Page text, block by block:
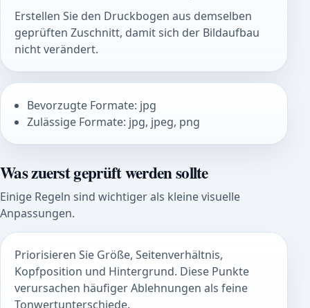
Erstellen Sie den Druckbogen aus demselben
geprüften Zuschnitt, damit sich der Bildaufbau
nicht verändert.
Bevorzugte Formate: jpg
Zulässige Formate: jpg, jpeg, png
Was zuerst geprüft werden sollte
Einige Regeln sind wichtiger als kleine visuelle
Anpassungen.
Priorisieren Sie Größe, Seitenverhältnis,
Kopfposition und Hintergrund. Diese Punkte
verursachen häufiger Ablehnungen als feine
Tonwertunterschiede.